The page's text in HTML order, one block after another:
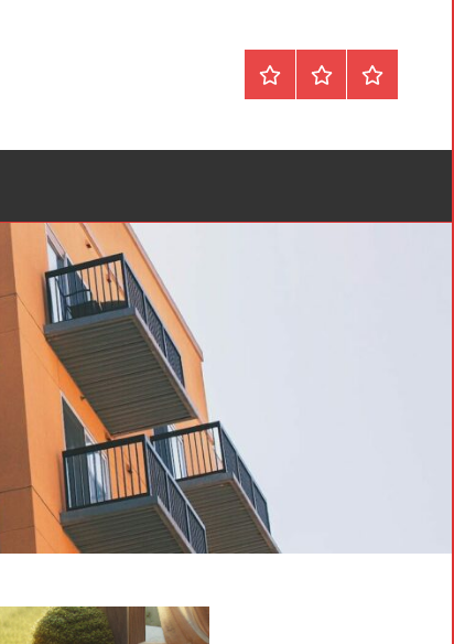
ForsideOm
Kontakt